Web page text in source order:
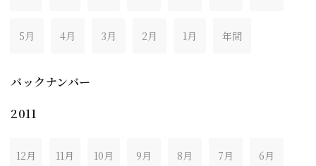
5月 4月 3月 2月 1月 年間
バックナンバー
2011
12月 11月 10月 9月 8月 7月 6月